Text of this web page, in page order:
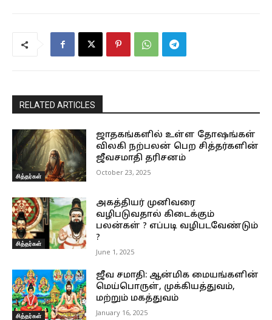
RELATED ARTICLES
சித்தர்கள்
ஜாதகங்களில் உள்ள தோஷங்கள்
விலகி நற்பலன் பெற சித்தர்களின்
ஜீவசமாதி தரிசனம்
October 23, 2025
சித்தர்கள்
அகத்தியர் முனிவரை
வழிபடுவதால் கிடைக்கும்
பலன்கள் ? எப்படி வழிபடவேண்டும்
?
June 1, 2025
சித்தர்கள்
ஜீவ சமாதி: ஆன்மிக மையங்களின்
மெய்பொருள், முக்கியத்துவம்,
மற்றும் மகத்துவம்
January 16, 2025